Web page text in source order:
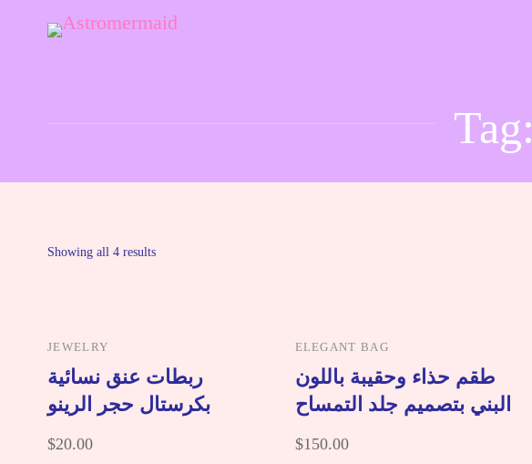
Tag:
Showing all 4 results
JEWELRY
ربطات عنق نسائية
بكرستال حجر الرينو
$20.00
ELEGANT BAG
طقم حذاء وحقيبة باللون
البني بتصميم جلد التمساح
$150.00